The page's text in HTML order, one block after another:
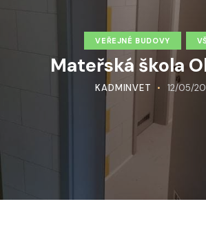
VEŘEJNÉ BUDOVY
Mateřská škola
KADMINVET 12/05/